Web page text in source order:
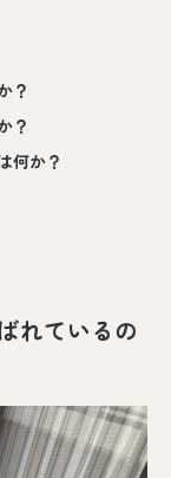
？
？
何か？
れているの